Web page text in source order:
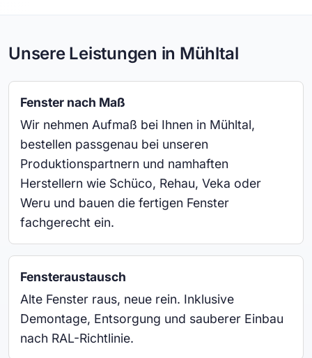
Unsere Leistungen in Mühltal
Fenster nach Maß
Wir nehmen Aufmaß bei Ihnen in Mühltal,
bestellen passgenau bei unseren
Produktionspartnern und namhaften
Herstellern wie Schüco, Rehau, Veka oder
Weru und bauen die fertigen Fenster
fachgerecht ein.
Fensteraustausch
Alte Fenster raus, neue rein. Inklusive
Demontage, Entsorgung und sauberer Einbau
nach RAL-Richtlinie.